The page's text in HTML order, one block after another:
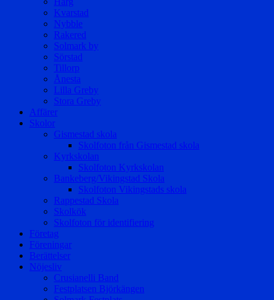
Kvarstad
Nybble
Rakered
Solmark by
Sörstad
Tillorp
Ånesta
Lilla Greby
Stora Greby
Affärer
Skolor
Gismestad skola
Skolfoton från Gismestad skola
Kyrkskolan
Skolfoton Kyrkskolan
Bankeberg/Vikingstad Skola
Skolfoton Vikingstads skola
Rappestad Skola
Skolkök
Skolfoton för identifiering
Företag
Föreningar
Berättelser
Nöjesliv
Crusianelli Band
Festplatsen Björkängen